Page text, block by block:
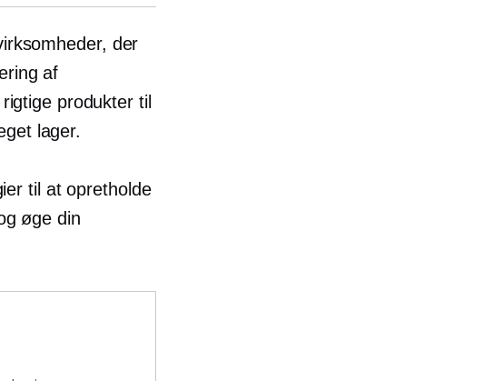
der
af
produkter til
lager.
til at opretholde
øge din